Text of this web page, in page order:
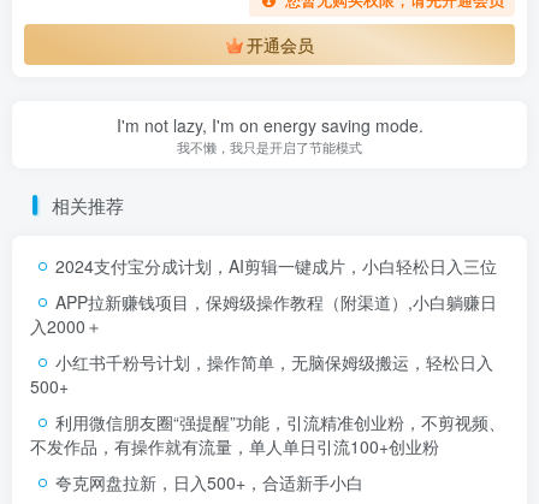
开通会员
I'm not lazy, I'm on energy saving mode.
我不懒，我只是开启了节能模式
相关推荐
2024支付宝分成计划，AI剪辑一键成片，小白轻松日入三位
APP拉新赚钱项目，保姆级操作教程（附渠道）,小白躺赚日
入2000＋
小红书千粉号计划，操作简单，无脑保姆级搬运，轻松日入
500+
利用微信朋友圈“强提醒”功能，引流精准创业粉，不剪视频、
不发作品，有操作就有流量，单人单日引流100+创业粉
夸克网盘拉新，日入500+，合适新手小白